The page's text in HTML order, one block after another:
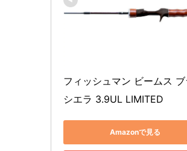
フィッシュマン ビームス ブ
シエラ 3.9UL LIMITED
Amazonで見る